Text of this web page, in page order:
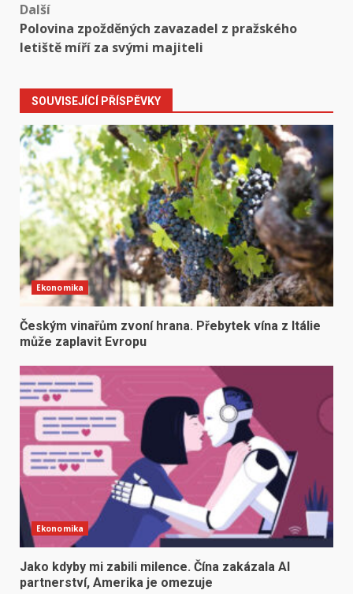
Další
Polovina zpožděných zavazadel z pražského
letiště míří za svými majiteli
SOUVISEJÍCÍ PŘÍSPĚVKY
Ekonomika
Českým vinařům zvoní hrana. Přebytek vína z Itálie
může zaplavit Evropu
Ekonomika
Jako kdyby mi zabili milence. Čína zakázala AI
partnerství, Amerika je omezuje